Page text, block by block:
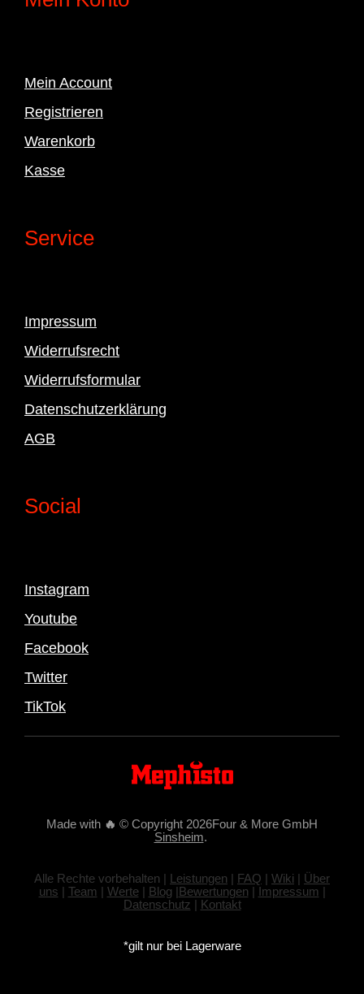
Mein Account
Registrieren
Warenkorb
Kasse
Service
Impressum
Widerrufsrecht
Widerrufsformular
Datenschutzerklärung
AGB
Social
Instagram
Youtube
Facebook
Twitter
TikTok
Made with 🔥 © Copyright 2026Four & More GmbH
Sinsheim.
Alle Rechte vorbehalten | Leistungen | FAQ | Wiki | Über
uns | Team | Werte| Blog |Bewertungen | Impressum |
Datenschutz | Kontakt
*gilt nur bei Lagerware